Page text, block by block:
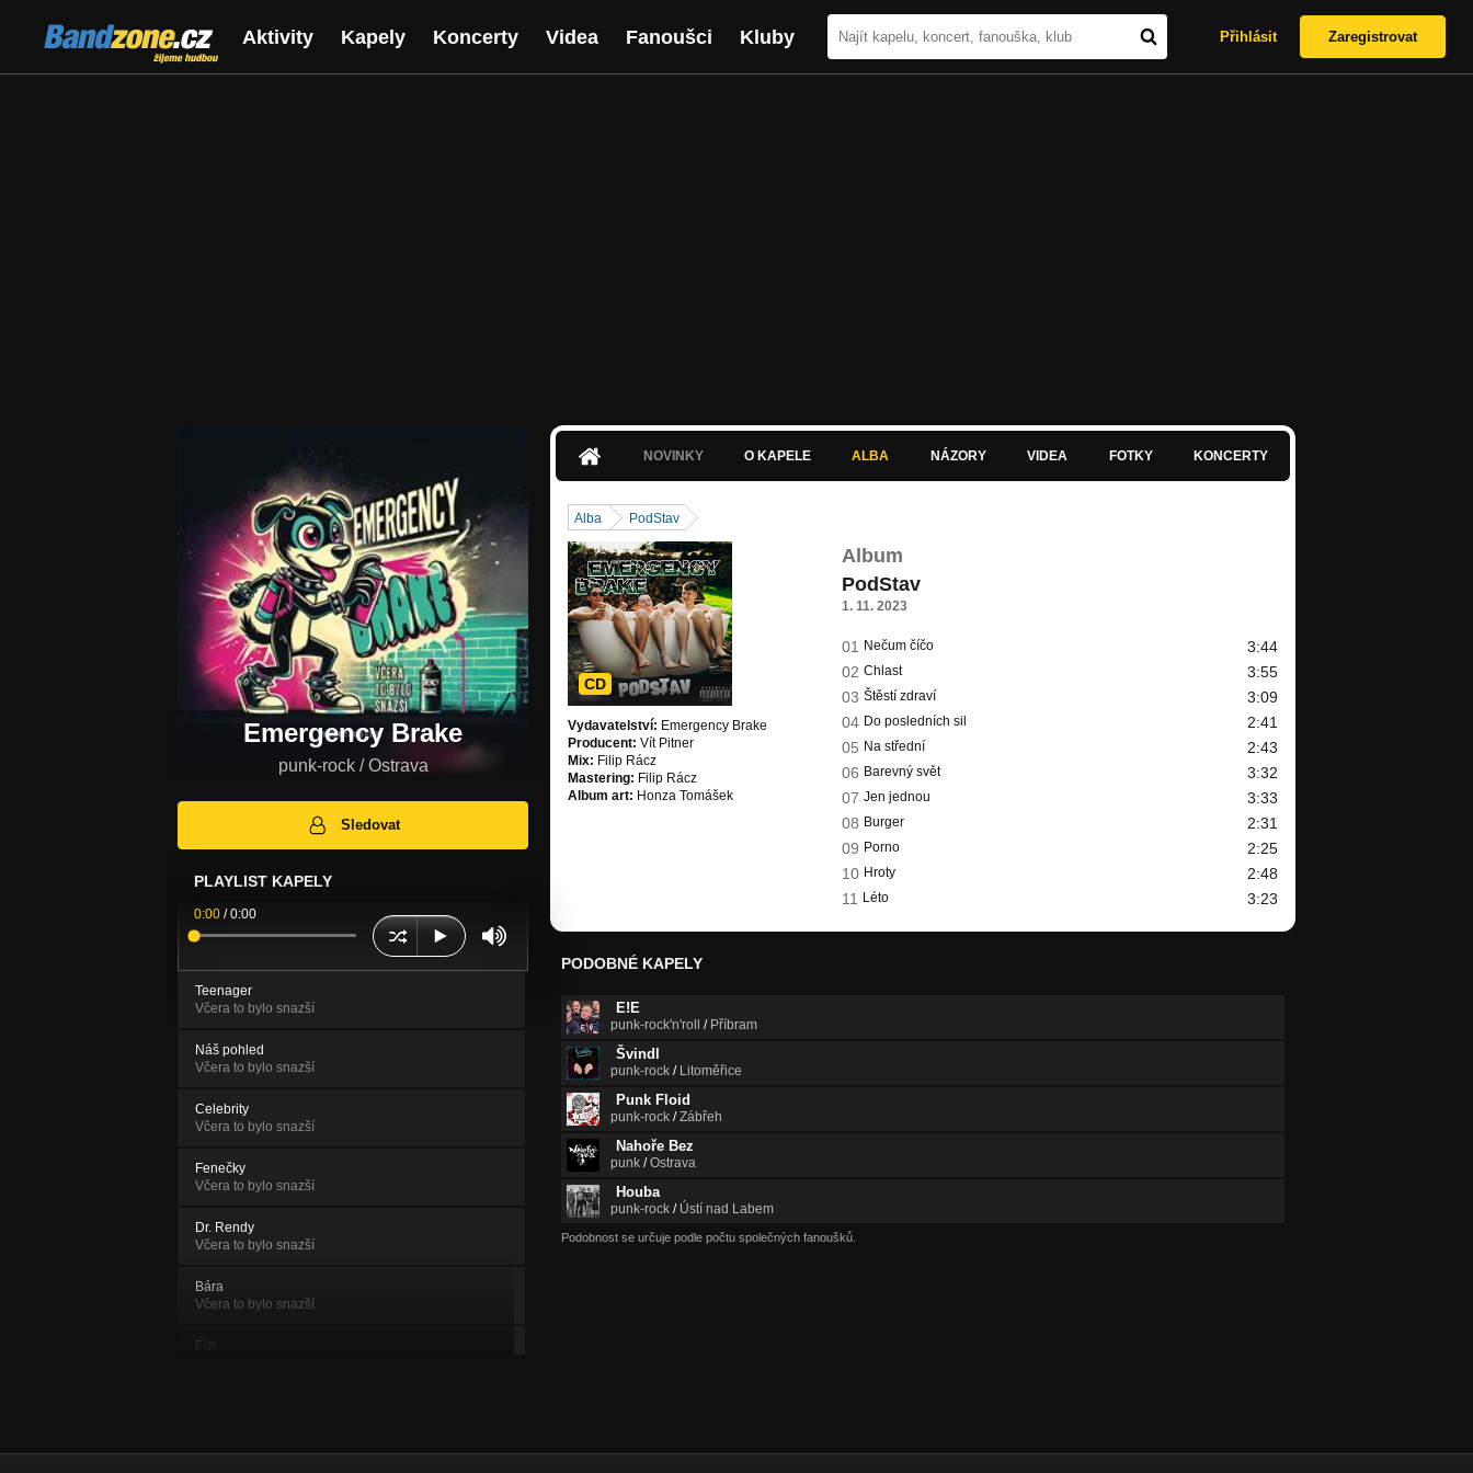
Bandzone.cz
žijeme hudbou
Aktivity Kapely Koncerty Videa Fanoušci Kluby Přihlásit Zaregistrovat
Emergency Brake
punk-rock / Ostrava
Sledovat
PLAYLIST KAPELY
0:00 /0:00
Teenager
Včera to bylo snazší
Náš pohled
Včera to bylo snazší
Celebrity
Včera to bylo snazší
Fenečky
Včera to bylo snazší
Dr. Rendy
Včera to bylo snazší
Bára
Včera to bylo snazší
Fízl
NOVINKY O KAPELE ALBA NÁZORY VIDEA FOTKY KONCERTY
Alba PodStav
CD
Vydavatelství: Emergency Brake
Producent: Vít Pitner
Mix: Filip Rácz
Mastering: Filip Rácz
Album art: Honza Tomášek
Album
PodStav
1. 11. 2023
01 Nečum číčo
3:44
02 Chlast
3:55
03 Štěstí zdraví
3:09
04 Do posledních sil
2:41
05 Na střední
2:43
06 Barevný svět
3:32
07 Jen jednou
3:33
08 Burger
2:31
09 Porno
2:25
10 Hroty
2:48
11 Léto 3:23
PODOBNÉ KAPELY
E!E
punk-rock'n'roll / Příbram
Švindl
punk-rock / Litoměřice
Punk Floid
punk-rock /Zábřeh
Nahoře Bez
punk /Ostrava
Houba
punk-rock / Ústí nad Labem
Podobnost se určuje podle počtu společných fanoušků.